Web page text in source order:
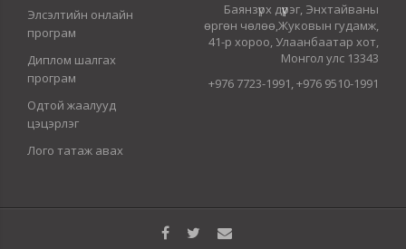
Элсэлтийн онлайн
програм
Диплом шалгах
програм
Одтой жаалууд
цэцэрлэг
Лого татаж авах
Баянзүрх дүүрэг, Энхтайваны
өргөн чөлөө,Жуковын гудамж,
41-р хороо, Улаанбаатар хот,
Монгол улс 13343
+976 7723-1991, +976 9510-1991